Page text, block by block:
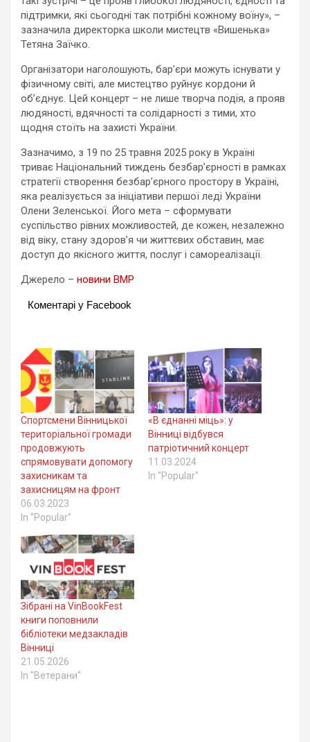
підтримки, які сьогодні так потрібні кожному воїну», –
зазначила директорка школи мистецтв «Вишенька»
Тетяна Заїчко.
Організатори наголошують, бар’єри можуть існувати у
фізичному світі, але мистецтво руйнує кордони й
об’єднує. Цей концерт – не лише творча подія, а прояв
людяності, вдячності та солідарності з тими, хто
щодня стоїть на захисті України.
Зазначимо, з 19 по 25 травня 2025 року в Україні
триває Національний тиждень безбар’єрності в рамках
стратегії створення безбар’єрного простору в Україні,
яка реалізується за ініціативи першої леді України
Олени Зеленської. Його мета – сформувати
суспільство рівних можливостей, де кожен, незалежно
від віку, стану здоров’я чи життєвих обставин, має
доступ до якісного життя, послуг і самореалізації.
Джерело – новини ВМР
Коментарі у Facebook
Спортсмени Вінницької
територіальної громади
продовжують
спрямовувати допомогу
захисникам та
захисницям на фронт
06.03.2023
In "Popular"
«В єднанні міць»: у
Вінниці відбувся
патріотичний концерт
11.03.2024
In "Popular"
Зібрані на VinBookFest
книги поповнили
бібліотеки медзакладів
Вінниці
21.05.2026
In "Ветерани"